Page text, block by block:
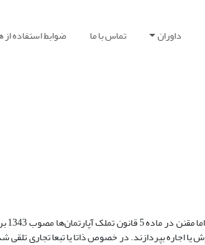
داوران تماس با ما ضوابط استفاده
اجاره بپردازند. در خصوص ذاتا یا تبعا تجاری تلقی